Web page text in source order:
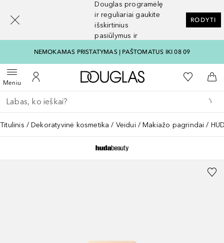
Douglas programėlę
ir reguliariai gaukite
išskirtinius
pasiūlymus ir
RODYTI
NEMOKAMAS PRISTATYMAS Į PAŠTOMATUS IKI 08 09
MeniuAtidaryti meniuĮ mano paskyrą
Į Douglas pagrindinį
Į mano
Į
Grįžk atgal
Vykdykite paiešką
Titulinis Dekoratyvinė kosmetika Veidui Makiažo pagrindai
[navigation.slideout.screenreader]